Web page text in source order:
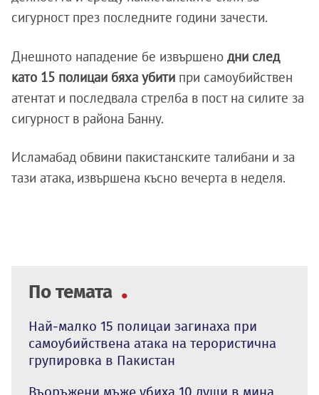
сигурност през последните години зачести.
Днешното нападение бе извършено дни след
като 15 полицаи бяха убити при самоубийствен
атентат и последвала стрелба в пост на силите за
сигурност в района Банну.
Исламабад обвини пакистанските талибани и за
тази атака, извършена късно вечерта в неделя.
По темата
Най-малко 15 полицаи загинаха при
самоубийствена атака на терористична
групировка в Пакистан